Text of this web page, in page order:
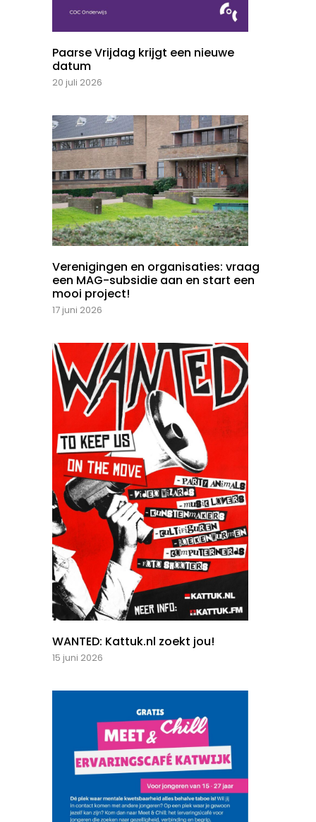
Paarse Vrijdag krijgt een nieuwe
datum
20 juli 2026
Verenigingen en organisaties: vraag
een MAG-subsidie aan en start een
mooi project!
17 juni 2026
WANTED: Kattuk.nl zoekt jou!
15 juni 2026